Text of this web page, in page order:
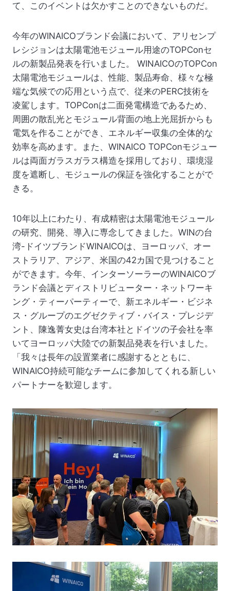
て、このイベントは欠かすことのできないものだ。
今年のWINAICOブランド会議において、アリセンプ
レシジョンは太陽電池モジュール用途のTOPConセ
ルの新製品発表を行いました。 WINAICOのTOPCon
太陽電池モジュールは、性能、製品寿命、様々な極
端な気候での応用という点で、従来のPERC技術を
凌駕します。TOPConは二面発電構造であるため、
周囲の散乱光とモジュール背面の地上光屈折からも
電気を作ることができ、エネルギー収集の全体的な
効率を高めます。また、WINAICO TOPConモジュー
ルは両面ガラスガラス構造を採用しており、環境湿
度を遮断し、モジュールの保証を強化することがで
きる。
10年以上にわたり、有成精密は太陽電池モジュール
の研究、開発、導入に専念してきました。WINの台
湾-ドイツブランドWINAICOは、ヨーロッパ、オー
ストラリア、アジア、米国の42カ国で見つけること
ができます。今年、インターソーラーのWINAICOブ
ランド会議とディストリビューター・ネットワーキ
ング・ティーパーティーで、新エネルギー・ビジネ
ス・グループのエグゼクティブ・バイス・プレジデ
ント、陳逸菁女史は台湾本社とドイツの子会社を率
いてヨーロッパ大陸での新製品発表を行いました。
「我々は長年の設置業者に感謝するとともに、
WINAICO持続可能なチームに参加してくれる新しい
パートナーを歓迎します。